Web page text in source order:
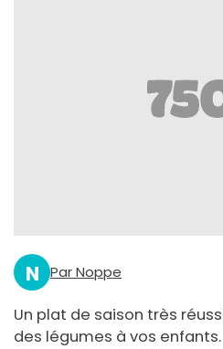
N Par Noppe
Un plat de saison très
des légumes à vos enfants.